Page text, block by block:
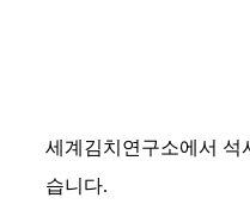
세계김치연구소에서 석
습니다.